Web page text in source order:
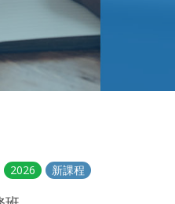
新課程
2026